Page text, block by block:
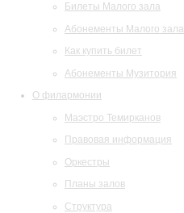
Билеты Малого зала
Абонементы Малого зала
Как купить билет
Абонементы Музитория
О филармонии
Маэстро Темирканов
Правовая информация
Оркестры
Планы залов
Структура